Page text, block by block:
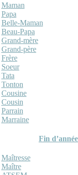
Maman
Papa
Belle-Maman
Beau-Papa
Grand-mère
Grand-père
Frère
Soeur
Tata
Tonton
Cousine
Cousin
Parrain
Marraine
Fin
Maîtresse
Maître